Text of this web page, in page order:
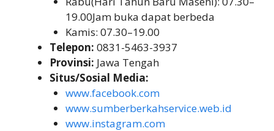
19.00Jam buka dapat berbeda
Kamis: 07.30–19.00
Telepon: 0831-5463-3937
Provinsi: Jawa Tengah
Situs/Sosial Media:
www.facebook.com
www.sumberberkahservice.web.id
www.instagram.com